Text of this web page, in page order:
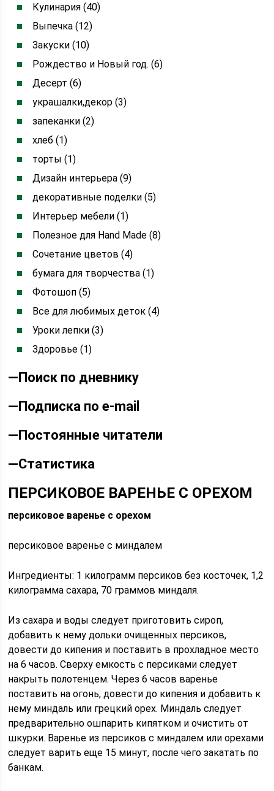
Кулинария (40)
Выпечка (12)
Закуски (10)
Рождество и Новый год. (6)
Десерт (6)
украшалки,декор (3)
запеканки (2)
хлеб (1)
торты (1)
Дизайн интерьера (9)
декоративные поделки (5)
Интерьер мебели (1)
Полезное для Hand Made (8)
Сочетание цветов (4)
бумага для творчества (1)
Фотошоп (5)
Все для любимых деток (4)
Уроки лепки (3)
Здоровье (1)
—Поиск по дневнику
—Подписка по e-mail
—Постоянные читатели
—Статистика
ПЕРСИКОВОЕ ВАРЕНЬЕ С ОРЕХОМ
персиковое варенье с орехом
персиковое варенье с миндалем
Ингредиенты: 1 килограмм персиков без косточек, 1,2
килограмма сахара, 70 граммов миндаля.
Из сахара и воды следует приготовить сироп,
добавить к нему дольки очищенных персиков,
довести до кипения и поставить в прохладное место
на 6 часов. Сверху емкость с персиками следует
накрыть полотенцем. Через 6 часов варенье
поставить на огонь, довести до кипения и добавить к
нему миндаль или грецкий орех. Миндаль следует
предварительно ошпарить кипятком и очистить от
шкурки. Варенье из персиков с миндалем или орехами
следует варить еще 15 минут, после чего закатать по
банкам.